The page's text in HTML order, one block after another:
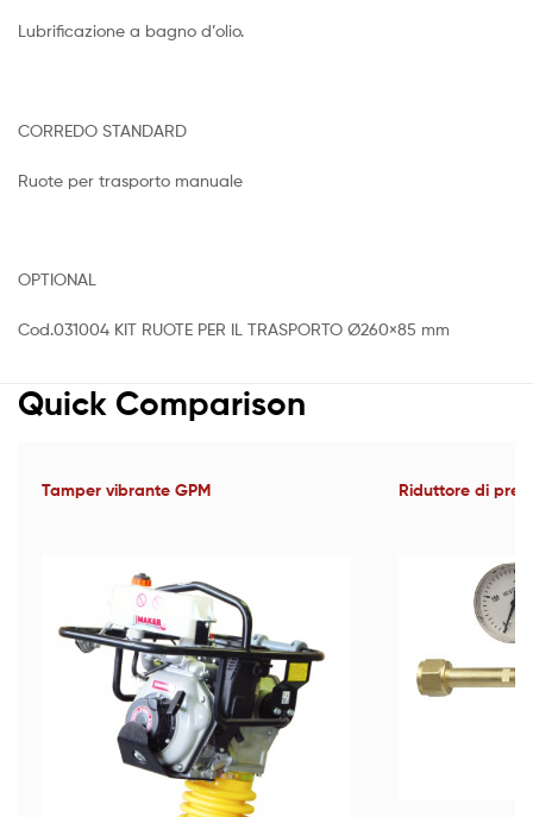
Lubrificazione a bagno d’olio.
CORREDO STANDARD
Ruote per trasporto manuale
OPTIONAL
Cod.031004 KIT RUOTE PER IL TRASPORTO Ø260×85 mm
Quick Comparison
Tamper vibrante GPM Riduttore di